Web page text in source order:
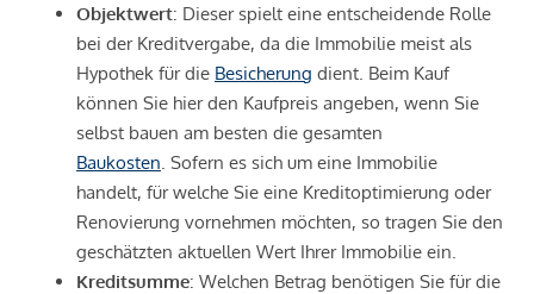
Objektwert: Dieser spielt eine entscheidende Rolle
bei der Kreditvergabe, da die Immobilie meist als
Hypothek für die Besicherung dient. Beim Kauf
können Sie hier den Kaufpreis angeben, wenn Sie
selbst bauen am besten die gesamten
Baukosten . Sofern es sich um eine Immobilie
handelt, für welche Sie eine Kreditoptimierung oder
Renovierung vornehmen möchten, so tragen Sie den
geschätzten aktuellen Wert Ihrer Immobilie ein.
Kreditsumme: Welchen Betrag benötigen Sie für die